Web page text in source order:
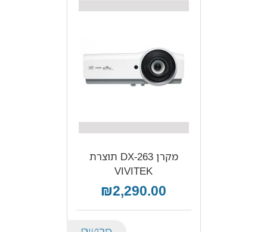
מקרן DX-263 תוצרת
VIVITEK
₪2,290.00